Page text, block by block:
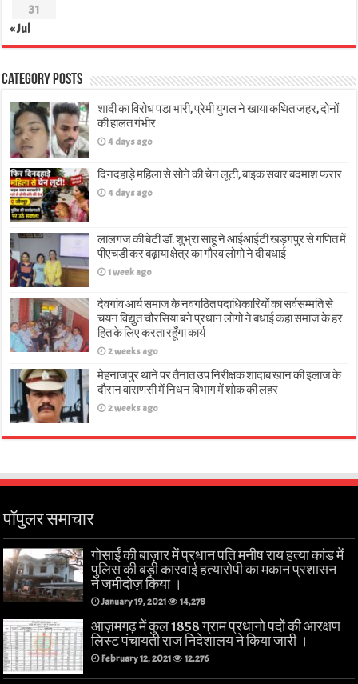
31
« Jul
Category Posts
शादी का विरोध पड़ा भारी, प्रेमी युगल ने खाया कथित जहर, दोनों
की हालत गंभीर
4 days ago
दिनदहाड़े महिला से सोने की चेन लूटी, बाइक सवार बदमाश फरार
4 days ago
लालगंज की बेटी डॉ. शुभ्रा साहू ने आईआईटी खड़गपुर से गणित में
पीएचडी कर बढ़ाया क्षेत्र का गौरव लोगो ने दी बधाई
1 week ago
देवगांव आर्य समाज के नवगठित पदाधिकारियों का सर्वसम्मति से
चयन विद्युत चौरसिया बने प्रधान लोगो ने बधाई कहा समाज के हर
हित के लिए करता रहूँगा कार्य
2 weeks ago
मेहनाजपुर थाने पर तैनात उप निरीक्षक शादाब खान की इलाज के
दौरान वाराणसी में निधन विभाग में शोक की लहर
2 weeks ago
पॉपुलर समाचार
गोसाईं की बाज़ार में प्रधान पति मनीष राय हत्या कांड में
पुलिस की बड़ी कारवाई हत्यारोपी का मकान प्रशासन
ने जमीदोज़ किया ।
January 19, 2021 14,278
आज़मगढ़ में कुल 1858 ग्राम प्रधानो पदों की आरक्षण
लिस्ट पंचायती राज निदेशालय ने किया जारी ।
February 12, 2021 12,276